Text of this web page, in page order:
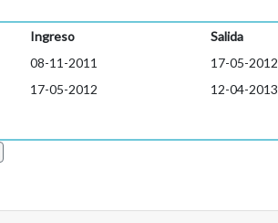
Ingreso Salida
08-11-2011 17-05-2012
17-05-2012 12-04-2013